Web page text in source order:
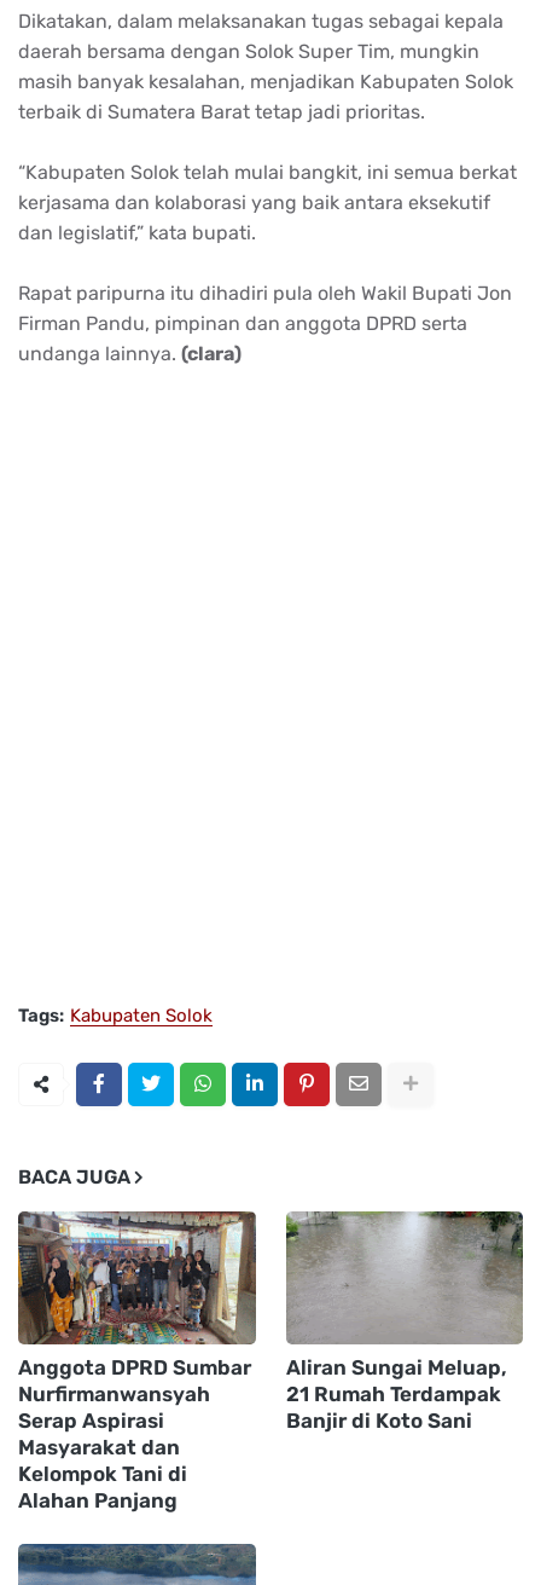
Dikatakan, dalam melaksanakan tugas sebagai kepala
daerah bersama dengan Solok Super Tim, mungkin
masih banyak kesalahan, menjadikan Kabupaten Solok
terbaik di Sumatera Barat tetap jadi prioritas.
“Kabupaten Solok telah mulai bangkit, ini semua berkat
kerjasama dan kolaborasi yang baik antara eksekutif
dan legislatif,” kata bupati.
Rapat paripurna itu dihadiri pula oleh Wakil Bupati Jon
Firman Pandu, pimpinan dan anggota DPRD serta
undanga lainnya. (clara)
Tags: Kabupaten Solok
BACA JUGA
Anggota DPRD Sumbar
Nurfirmanwansyah
Serap Aspirasi
Masyarakat dan
Kelompok Tani di
Alahan Panjang
Aliran Sungai Meluap,
21 Rumah Terdampak
Banjir di Koto Sani